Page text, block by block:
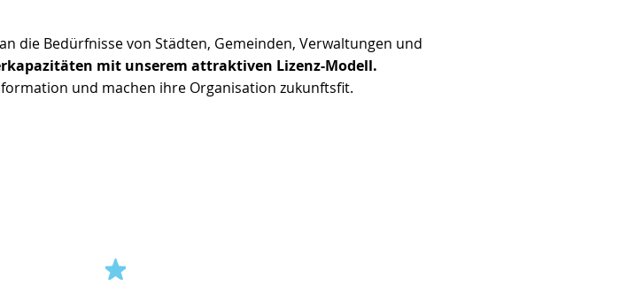
die Bedürfnisse von Städten, Gemeinden, Verwaltungen und
mit unserem attraktiven Lizenz-Modell.
und machen ihre Organisation zukunftsfit.